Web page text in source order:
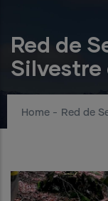
Red de
Home - Red de